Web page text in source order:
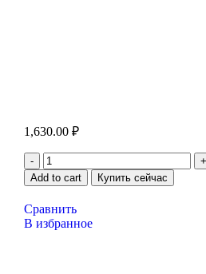
1,630.00₽
Add to cart Купить сейчас
Сравнить
В избранное